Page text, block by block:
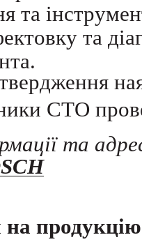
та
та
СТО
та
на